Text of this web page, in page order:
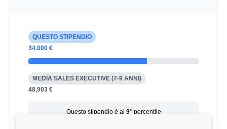
QUESTO STIPENDIO
34.000 €
MEDIA SALES EXECUTIVE (7-9 ANNI)
48,903 €
Questo stipendio è al 9° percentile